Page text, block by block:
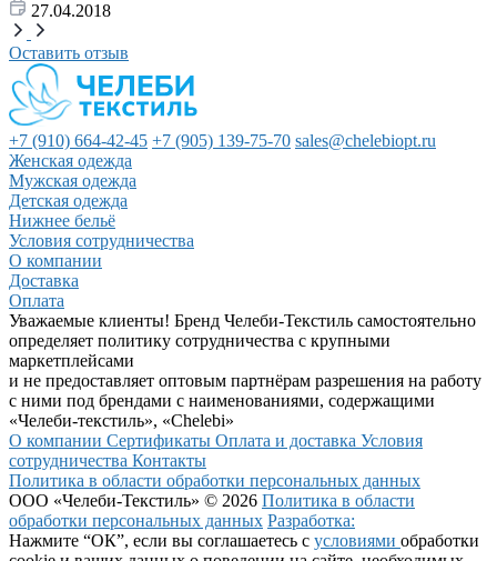
27.04.2018
Оставить отзыв
+7 (910) 664-42-45 +7 (905) 139-75-70 sales@chelebiopt.ru
Женская одежда
Мужская одежда
Детская одежда
Нижнее бельё
Условия сотрудничества
О компании
Доставка
Оплата
Уважаемые клиенты! Бренд Челеби-Текстиль самостоятельно
определяет политику сотрудничества с крупными
маркетплейсами
и не предоставляет оптовым партнёрам разрешения на работу
с ними под брендами с наименованиями, содержащими
«Челеби-текстиль», «Chelebi»
О компании Сертификаты Оплата и доставка Условия
сотрудничества Контакты
Политика в области обработки персональных данных
ООО «Челеби-Текстиль» © 2026 Политика в области
обработки персональных данных Разработка:
Нажмите “ОК”, если вы соглашаетесь с условиями обработки